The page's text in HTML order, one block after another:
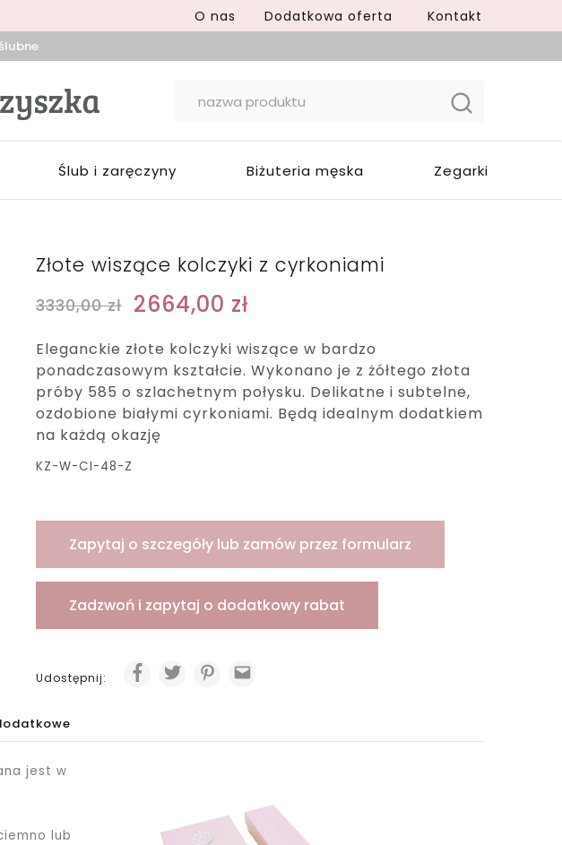
O nas Dodatkowa oferta Kontakt
Ślub i zaręczyny Biżuteria męska Zegarki
Złote wiszące kolczyki z cyrkoniami
3330,00zł 2664,00 zł
Eleganckie złote kolczyki wiszące w bardzo
ponadczasowym kształcie. Wykonano je z żółtego złota
próby 585 o szlachetnym połysku. Delikatne i subtelne,
ozdobione białymi cyrkoniami. Będą idealnym dodatkiem
na każdą okazję
KZ-W-CI-48-Z
Zapytaj o szczegóły lub zamów przez formularz
Zadzwoń i zapytaj o dodatkowy rabat
Udostępnij:
jest w
lub